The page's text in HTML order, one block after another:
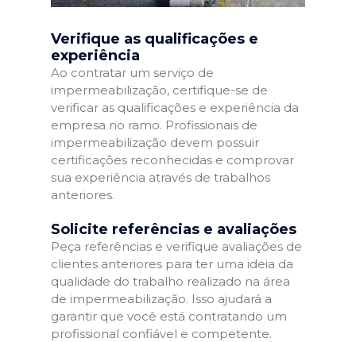
Verifique as qualificações e
experiência
Ao contratar um serviço de
impermeabilização, certifique-se de
verificar as qualificações e experiência da
empresa no ramo. Profissionais de
impermeabilização devem possuir
certificações reconhecidas e comprovar
sua experiência através de trabalhos
anteriores.
Solicite referências e avaliações
Peça referências e verifique avaliações de
clientes anteriores para ter uma ideia da
qualidade do trabalho realizado na área
de impermeabilização. Isso ajudará a
garantir que você está contratando um
profissional confiável e competente.